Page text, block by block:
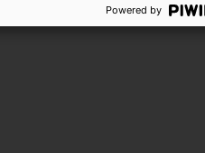
Powered by